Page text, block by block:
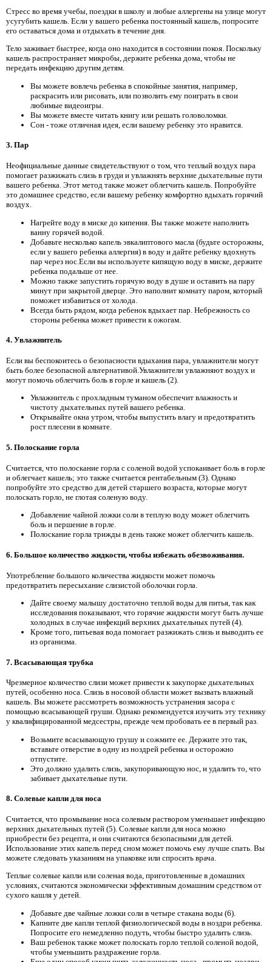
Стресс во время учебы, поездки в школу и любые аллергены на улице могут
усугубить кашель. Если у вашего ребенка постоянный кашель, попросите
его оставаться дома и отдыхать в течение дня.
Тело заживает быстрее, когда оно находится в состоянии покоя. Поскольку
кашель распространяет микробы, держите ребенка дома, чтобы не
передать инфекцию другим детям.
Вы можете вовлечь ребенка в спокойные занятия, например,
раскрасить или рисовать, или позволить ему поиграть в свои
любимые видеоигры.
Вы можете вместе читать книгу или решать головоломки.
Сон - тоже отличная идея, если вашему ребенку это нравится.
3. Пар
Неофициальные данные свидетельствуют о том, что теплый воздух пара
помогает разжижать слизь в груди и увлажнять верхние дыхательные пути
вашего ребенка. Этот метод также может облегчить кашель. Попробуйте
это домашнее средство, если вашему ребенку комфортно вдыхать горячий
воздух.
Нагрейте воду в миске до кипения. Вы также можете наполнить
ванну горячей водой.
Добавьте несколько капель эвкалиптового масла (будьте осторожны,
если у вашего ребенка аллергия) в воду и дайте ребенку вдохнуть
пар через нос.Если вы используете кипящую воду в миске, держите
ребенка подальше от нее.
Можно также запустить горячую воду в душе и оставить на пару
минут при закрытой дверце. Это наполнит комнату паром, который
поможет избавиться от холода.
Всегда быть рядом, когда ребенок вдыхает пар. Небрежность со
стороны ребенка может привести к ожогам.
4. Увлажнитель
Если вы беспокоитесь о безопасности вдыхания пара, увлажнители могут
быть более безопасной альтернативой.Увлажнители увлажняют воздух и
могут помочь облегчить боль в горле и кашель (2).
Увлажнитель с прохладным туманом обеспечит влажность и
чистоту дыхательных путей вашего ребенка.
Открывайте окна утром, чтобы выпустить влагу и предотвратить
рост плесени в комнате.
5. Полоскание горла
Считается, что полоскание горла с соленой водой успокаивает боль в горле
и облегчает кашель; это также считается рентабельным (3). Однако
попробуйте это средство для детей старшего возраста, которые могут
полоскать горло, не глотая соленую воду.
Добавление чайной ложки соли в теплую воду может облегчить
боль и першение в горле.
Полоскание горла трижды в день также может облегчить кашель.
6. Большое количество жидкости, чтобы избежать обезвоживания.
Употребление большого количества жидкости может помочь
предотвратить пересыхание слизистой оболочки горла.
Дайте своему малышу достаточно теплой воды для питья, так как
исследования показывают, что горячие жидкости могут быть лучше
холодных в случае инфекций верхних дыхательных путей (4).
Кроме того, питьевая вода помогает разжижать слизь и выводить ее
из организма.
7. Всасывающая трубка
Чрезмерное количество слизи может привести к закупорке дыхательных
путей, особенно носа. Слизь в носовой области может вызвать влажный
кашель. Вы можете рассмотреть возможность устранения засора с
помощью всасывающей груши. Однако рекомендуется изучить эту технику
у квалифицированной медсестры, прежде чем пробовать ее в первый раз.
Возьмите всасывающую грушу и сожмите ее. Держите это так,
вставьте отверстие в одну из ноздрей ребенка и осторожно
отпустите.
Это должно удалить слизь, закупоривающую нос, и удалить то, что
забивает дыхательные пути.
8. Солевые капли для носа
Считается, что промывание носа солевым раствором уменьшает инфекцию
верхних дыхательных путей (5). Солевые капли для носа можно
приобрести без рецепта, и они считаются безопасными для детей.
Использование этих капель перед сном может помочь ему лучше спать. Вы
можете следовать указаниям на упаковке или спросить врача.
Теплые солевые капли или соленая вода, приготовленные в домашних
условиях, считаются экономически эффективным домашним средством от
сухого кашля у детей.
Добавьте две чайные ложки соли в четыре стакана воды (6).
Капните две капли теплой физиологической воды в ноздри ребенка.
Попросите его немедленно подуть, чтобы быстро удалить слизь.
Ваш ребенок также может полоскать горло теплой соленой водой,
чтобы уменьшить раздражение горла.